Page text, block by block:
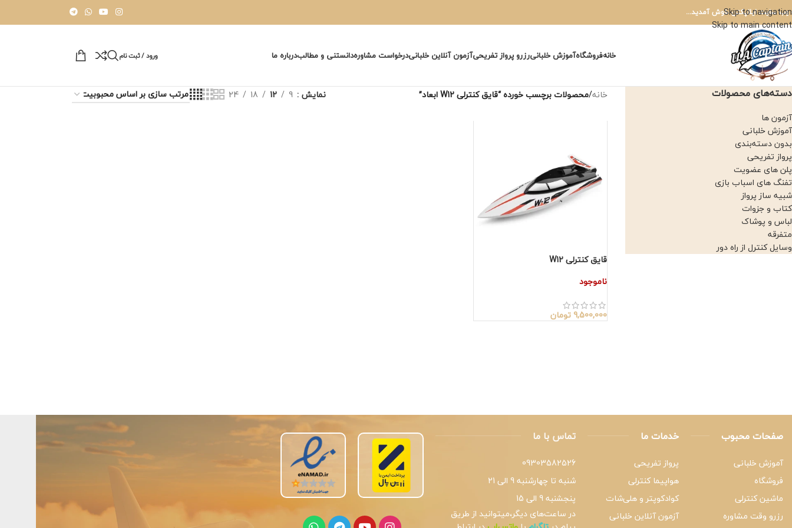
Skip to navigation
Skip to main content
وب سایت ایلاپکتن خوش آمدید...
خانهفروشگاهآموزش خلبانیرزرو پرواز تفریحیآزمون آنلاین خلبانیدرخواست مشاورهدانستنی و مطالبدرباره ما ورود / ثبت نام
دسته‌های محصولات
آزمون ها
آموزش خلبانی
بدون دسته‌بندی
پرواز تفریحی
پلن های عضویت
تفنگ های اسباب بازی
شبیه ساز پرواز
کتاب و جزوات
لباس و پوشاک
متفرقه
وسایل کنترل از راه دور
خانه/محصولات برچسب خورده “قایق کنترلی W12 ابعاد” نمایش 9
12
18
24
قایق کنترلی W12
ناموجود
9,500,000 تومان
صفحات محبوب
آموزش خلبانی
فروشگاه
ماشین کنترلی
رزرو وقت مشاوره
خدمات ما
پرواز تفریحی
هواپیما کنترلی
کوادکوپتر و هلی‌شات
آزمون آنلاین خلبانی
تماس با ما
09303582526
شنبه تا چهارشنبه 9 الی 21
پنجشنبه 9 الی 15
در ساعت‌های دیگر،میتوانید از طریق